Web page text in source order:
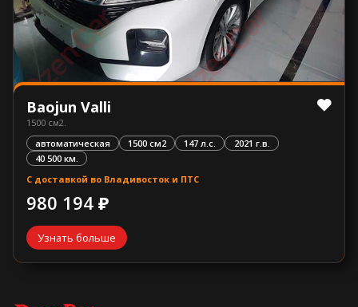
Baojun Valli
1500 см2.
автоматическая
1500 см2 147 л.с.
2021 г.в.
40 500 км.
С доставкой во Владивосток и ПТС
980 194 ₽
Узнать больше